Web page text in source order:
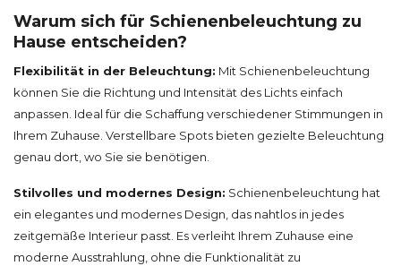
Warum sich für Schienenbeleuchtung zu
Hause entscheiden?
Flexibilität in der Beleuchtung: Mit Schienenbeleuchtung
können Sie die Richtung und Intensität des Lichts einfach
anpassen. Ideal für die Schaffung verschiedener Stimmungen in
Ihrem Zuhause. Verstellbare Spots bieten gezielte Beleuchtung
genau dort, wo Sie sie benötigen.
Stilvolles und modernes Design: Schienenbeleuchtung hat
ein elegantes und modernes Design, das nahtlos in jedes
zeitgemäße Interieur passt. Es verleiht Ihrem Zuhause eine
moderne Ausstrahlung, ohne die Funktionalität zu